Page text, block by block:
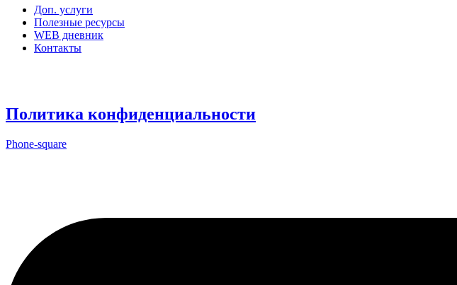
Доп. услуги
Полезные ресурсы
WEB дневник
Контакты
Политика конфиденциальности
Phone-square